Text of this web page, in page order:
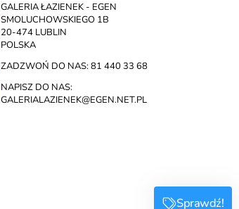
GALERIA ŁAZIENEK - EGEN
SMOLUCHOWSKIEGO 1B
20-474 LUBLIN
POLSKA
ZADZWOŃ DO NAS: 81 440 33 68
NAPISZ DO NAS:
GALERIALAZIENEK@EGEN.NET.PL